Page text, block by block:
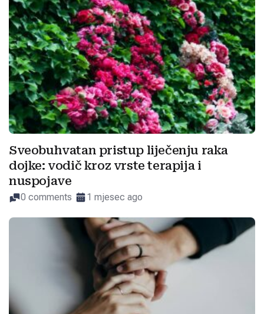
Sveobuhvatan pristup liječenju raka
dojke: vodič kroz vrste terapija i
nuspojave
0 comments 1 mjesec ago